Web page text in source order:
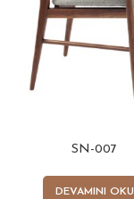
SN-007
DEVAMINI OKU